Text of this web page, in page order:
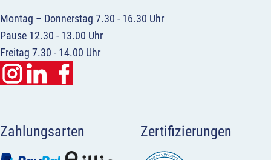
Montag – Donnerstag 7.30 - 16.30 Uhr
Pause 12.30 - 13.00 Uhr
Freitag 7.30 - 14.00 Uhr
Zahlungsarten Zertifizierungen